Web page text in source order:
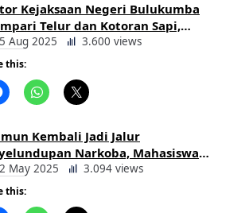
Kejaksaan Negeri Bulukumba
Telur dan Kotoran Sapi,
Korban Lakalantas Tuntut
Aug 2025 3.600 views
this:
Kembali Jadi Jalur
Narkoba, Mahasiswa
Pemkab dan Aparat Bertindak
May 2025 3.094 views
this: